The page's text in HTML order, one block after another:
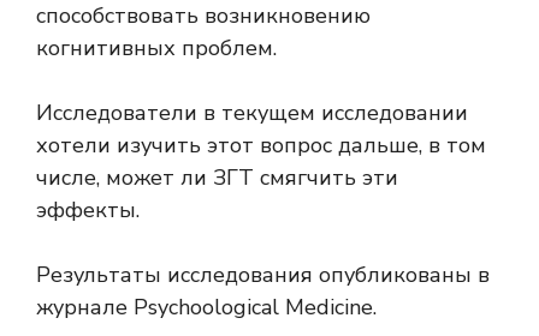
способствовать возникновению
когнитивных проблем.
Исследователи в текущем исследовании
хотели изучить этот вопрос дальше, в том
числе, может ли ЗГТ смягчить эти
эффекты.
Результаты исследования опубликованы в
журнале Psychoological Medicine.